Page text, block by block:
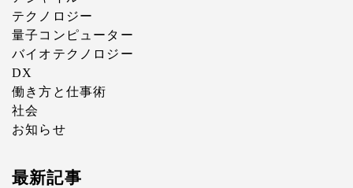
テクノロジー
量子コンピューター
バイオテクノロジー
DX
働き方と仕事術
社会
お知らせ
最新記事